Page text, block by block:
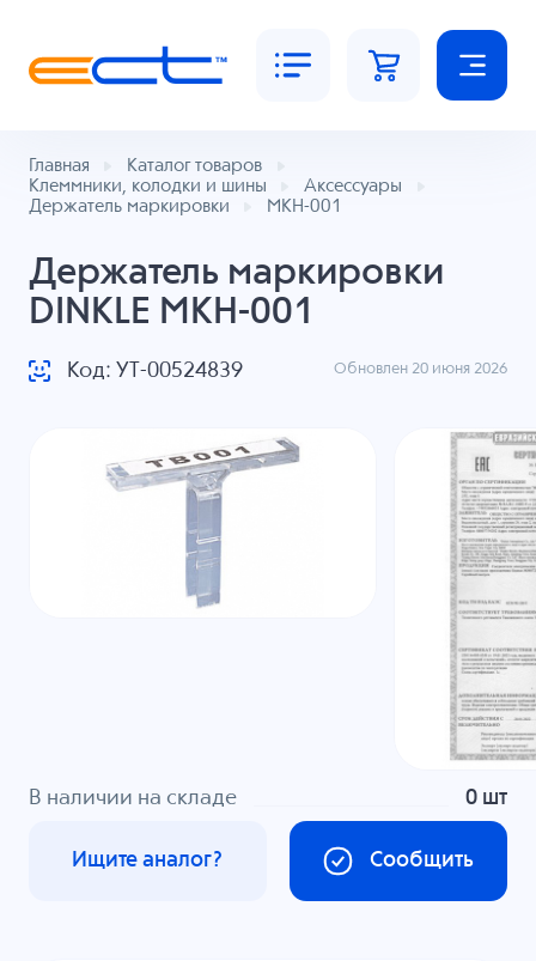
Главная
Каталог товаров
Клеммники, колодки и шины
Аксессуары
Держатель маркировки
MKH-001
Держатель маркировки
DINKLE MKH-001
Код: УТ-00524839 Обновлен 20 июня 2026
В наличии на складе 0 шт
Сообщить
Ищите аналог?